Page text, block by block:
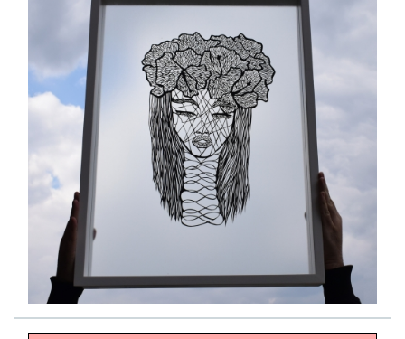
Ръчно изрязани картини